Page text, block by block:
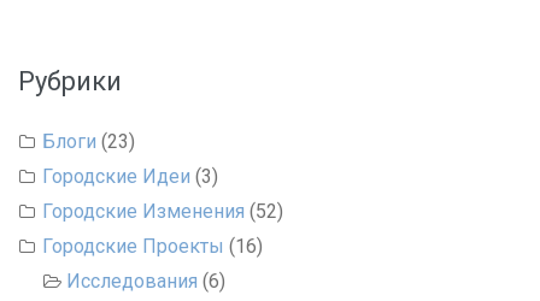
Рубрики
Блоги (23)
Городские Идеи (3)
Городские Изменения (52)
Городские Проекты (16)
Исследования (6)